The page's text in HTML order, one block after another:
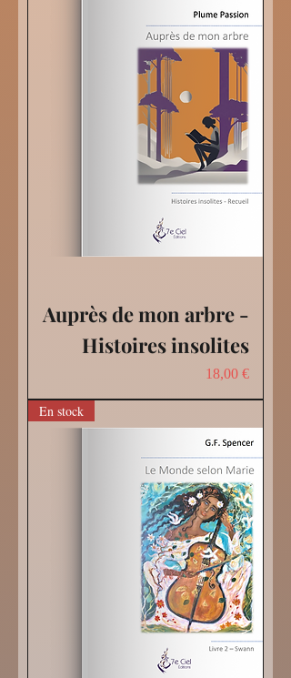
Auprès de mon arbre -
Histoires insolites
Prix
18,00 €
En stock